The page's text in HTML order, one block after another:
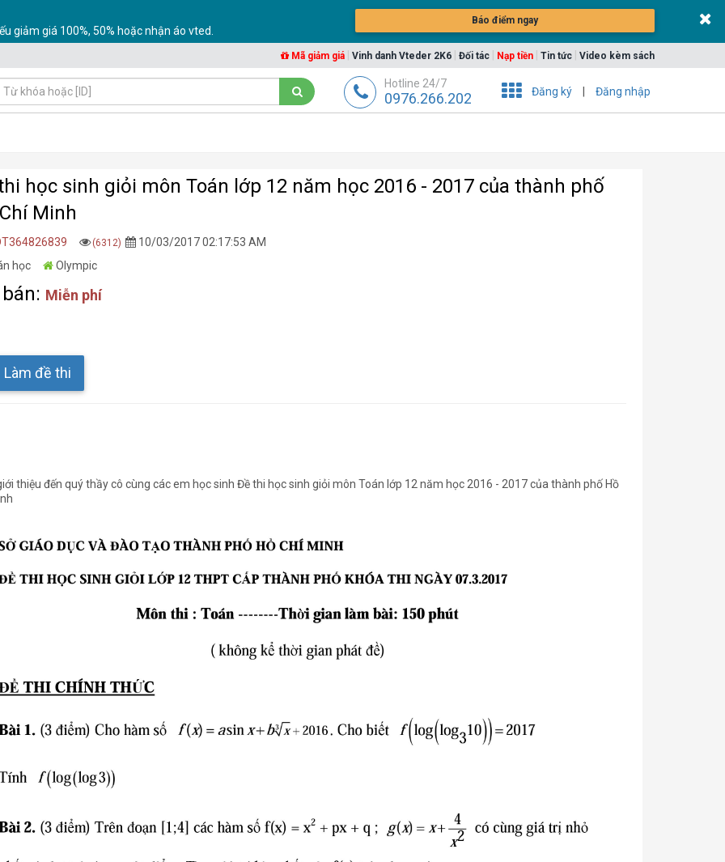
giảm giá 100%, 50% hoặc nhận áo vted.
Báo điểm ngay
Mã giảm giá Vinh danh Vteder 2K6 Đối tác Nạp tiền Tin tức Video kèm sách
Đăng ký Đăng nhập
Hotline 24/7
0976.266.202
học sinh giỏi môn Toán lớp 12 năm học 2016 - 2017 của thành phố
Minh
(6312)
10/03/2017 02:17:53 AM
học
Olympic
Miễn phí
Làm đề thi
thiệu đến quý thầy cô cùng các em học sinh Đề thi học sinh giỏi môn Toán lớp 12 năm học 2016 - 2017 của thành phố Hồ